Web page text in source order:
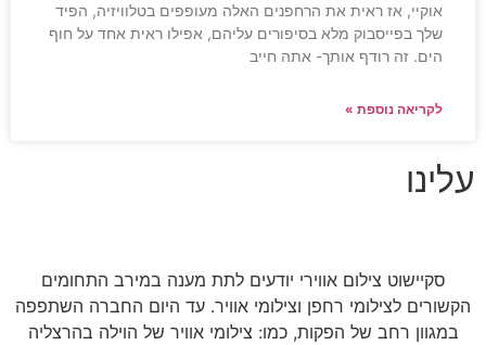
אוקיי, אז ראית את הרחפנים האלה מעופפים בטלוויזיה, הפיד
שלך בפייסבוק מלא בסיפורים עליהם, אפילו ראית אחד על חוף
הים. זה רודף אותך- אתה חייב
לקריאה נוספת »
עלינו
סקיישוט צילום אווירי יודעים לתת מענה במירב התחומים
הקשורים לצילומי רחפן וצילומי אוויר. עד היום החברה השתפפה
במגוון רחב של הפקות, כמו: צילומי אוויר של הוילה בהרצליה